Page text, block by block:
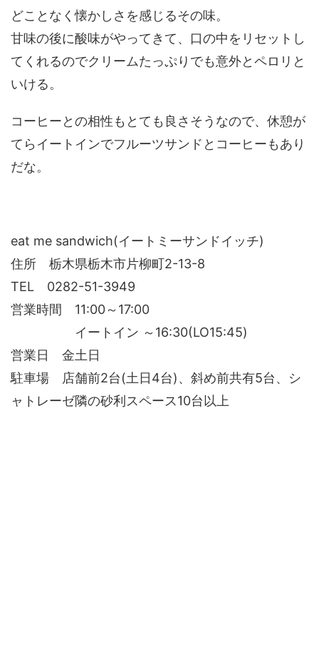
どことなく懐かしさを感じるその味。
甘味の後に酸味がやってきて、口の中をリセットし
てくれるのでクリームたっぷりでも意外とペロリと
いける。
コーヒーとの相性もとても良さそうなので、休憩が
てらイートインでフルーツサンドとコーヒーもあり
だな。
eat me sandwich(イートミーサンドイッチ)
住所 栃木県栃木市片柳町2-13-8
TEL 0282-51-3949
営業時間 11:00～17:00
イートイン ～16:30(LO15:45)
営業日 金土日
駐車場 店舗前2台(土日4台)、斜め前共有5台、シ
ャトレーゼ隣の砂利スペース10台以上